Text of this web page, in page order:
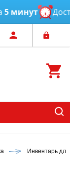
минут
Инвентарь